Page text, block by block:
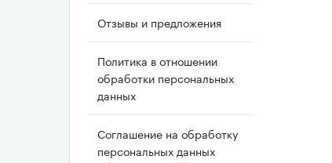
Отзывы и предложения
Политика в отношении
обработки персональных
данных
Соглашение на обработку
персональных данных